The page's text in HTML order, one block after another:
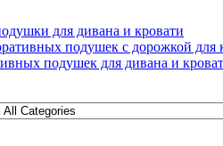
для дивана и кровати
подушек с дорожкой для
подушек для дивана и